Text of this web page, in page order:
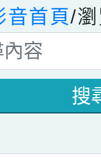
音首頁/
搜